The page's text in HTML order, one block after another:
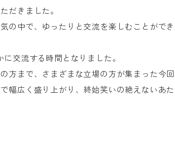
だきました。
の中で、ゆったりと交流を楽しむことがで
交流する時間となりました。
方まで、さまざまな立場の方が集まった今
幅広く盛り上がり、終始笑いの絶えないあ